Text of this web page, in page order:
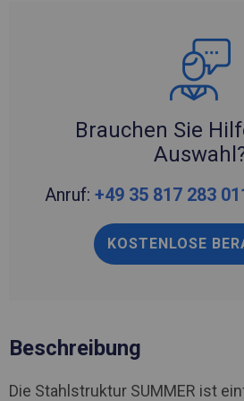
Brauchen Sie
Anruf: +49 35 817 283
KOSTENLOSE
Beschreibung
Die Stahlstruktur SUMMER ist